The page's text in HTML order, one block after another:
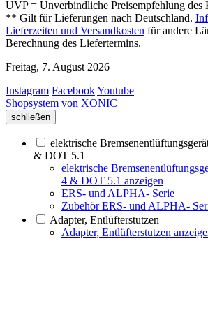
UVP = Unverbindliche Preisempfehlung des
** Gilt für Lieferungen nach Deutschland.
Lieferzeiten und Versandkosten für andere
Berechnung des Liefertermins.
Freitag, 7. August 2026
Instagram FacebookYoutube
Shopsystem von XONIC
schließen
elektrische
& DOT 5.1
elektrische
4 & DOT 5.1 anzeigen
ERS- und ALPHA- Serie
Zubehör ERS- und ALPHA-
Adapter, Entlüfterstutzen
Adapter, Entlüfterstutzen